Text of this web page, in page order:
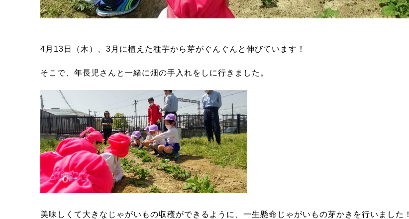
4月13日（木）、3月に植えた種芋から芽がぐんぐんと伸びています！
そこで、年長児さんと一緒に畑の手入れをしに行きました。
美味しくて大きなじゃがいもの収穫ができるように、一生懸命じゃがいもの芽かきを行いました！